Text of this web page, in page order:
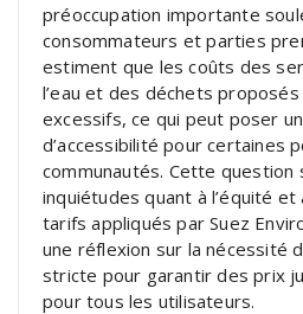
préoccupation importante
consommateurs et parties
estiment que les coûts des
l’eau et des déchets
excessifs, ce qui peut poser
d’accessibilité pour certaines
communautés. Cette question
inquiétudes quant à l’équité
tarifs appliqués par Suez
une réflexion sur la nécessité
stricte pour garantir des prix
pour tous les utilisateurs.